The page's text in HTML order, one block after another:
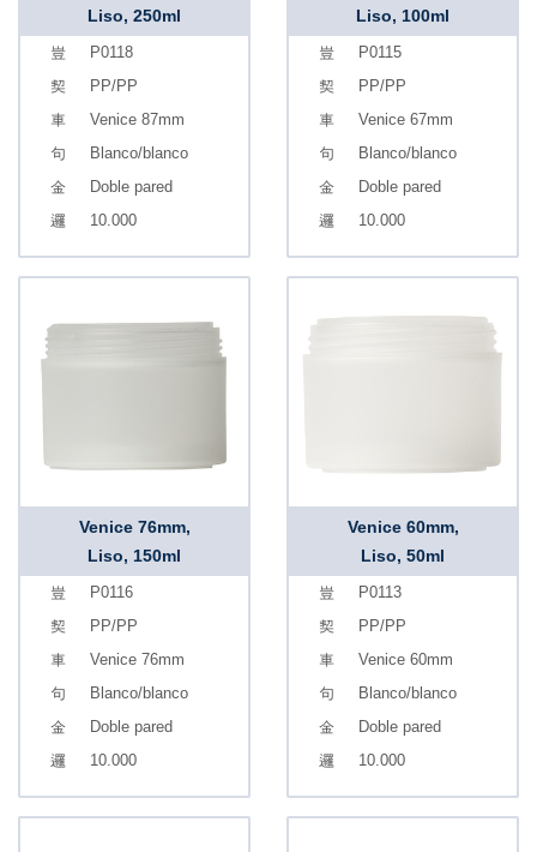
Liso, 250ml
P0118
PP/PP
Venice 87mm
Blanco/blanco
Doble pared
10.000
Liso, 100ml
P0115
PP/PP
Venice 67mm
Blanco/blanco
Doble pared
10.000
Venice 76mm,
Liso, 150ml
P0116
PP/PP
Venice 76mm
Blanco/blanco
Doble pared
10.000
Venice 60mm,
Liso, 50ml
P0113
PP/PP
Venice 60mm
Blanco/blanco
Doble pared
10.000